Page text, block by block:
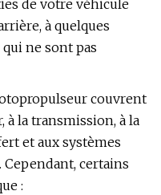
de votre véhicule
à quelques
ne sont pas
couvrent
à la transmission, à la
et aux systèmes
certains
: